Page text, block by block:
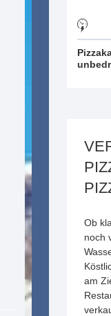
Ob
noch
am